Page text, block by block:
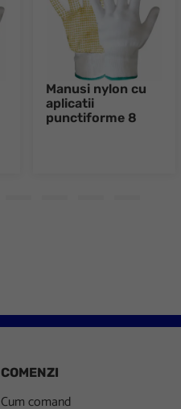
Manusi nylon cu
aplicatii
punctiforme 8
COMENZI
Cum comand